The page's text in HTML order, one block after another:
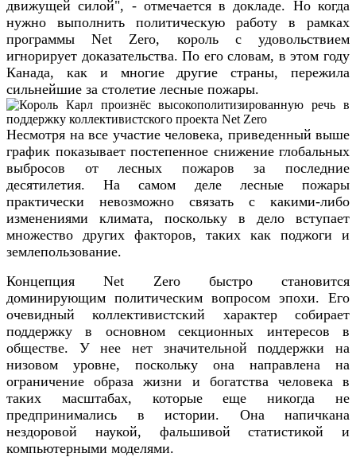
движущей силой", - отмечается в докладе. Но когда
нужно выполнить политическую работу в рамках
программы Net Zero, король с удовольствием
игнорирует доказательства. По его словам, в этом году
Канада, как и многие другие страны, пережила
сильнейшие за столетие лесные пожары.
Несмотря на все участие человека, приведенный выше
график показывает постепенное снижение глобальных
выбросов от лесных пожаров за последние
десятилетия. На самом деле лесные пожары
практически невозможно связать с какими-либо
изменениями климата, поскольку в дело вступает
множество других факторов, таких как поджоги и
землепользование.
Концепция Net Zero быстро становится
доминирующим политическим вопросом эпохи. Его
очевидный коллективистский характер собирает
поддержку в основном секционных интересов в
обществе. У нее нет значительной поддержки на
низовом уровне, поскольку она направлена на
ограничение образа жизни и богатства человека в
таких масштабах, которые еще никогда не
предпринимались в истории. Она напичкана
нездоровой наукой, фальшивой статистикой и
компьютерными моделями.